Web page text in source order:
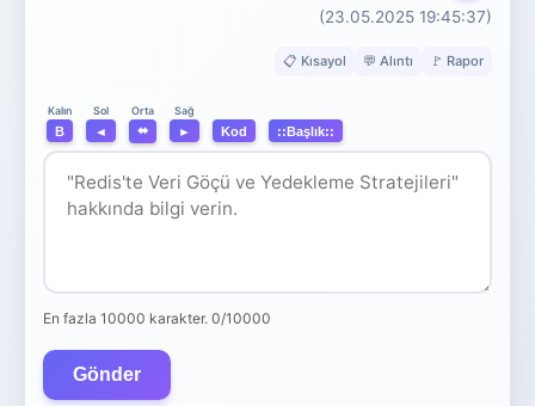
(23.05.2025 19:45:37)
📋 Kısayol 💬 Alıntı 🚩 Rapor
Kalın
B
Sol
◄
Orta
⬌
Sağ
► Kod ::Başlık::
En fazla 10000 karakter. 0/10000
Gönder